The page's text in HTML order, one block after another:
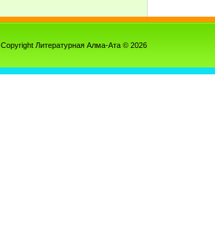
Copyright Литературная Алма-Ата © 2026